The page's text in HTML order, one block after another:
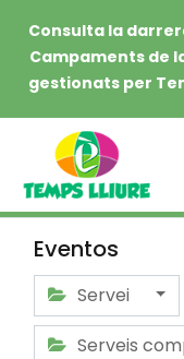
Consulta la
Campaments de
gestionats per
Eventos
Servei
Serveis